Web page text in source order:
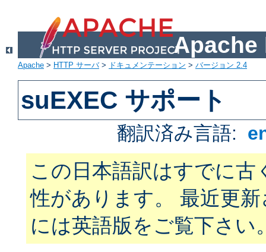
Apache
Apache > HTTP サーバ> ドキュメンテーション > バージョン 2.4
suEXEC サポート
翻訳済み言語:
この日本語訳はすでに古
性があります。 最近更
には英語版をご覧下さい